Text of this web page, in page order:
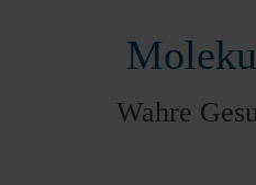
Wahre